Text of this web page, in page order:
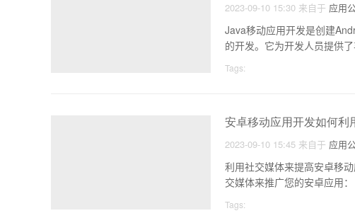
2023-09-10 15:30 来自于 应用
Java移动应用开发是创建
的开发。它为开发人员提供
Tags:
安卓移动应用开发如何利
2023-09-10 15:45 来自于 应用
利用社交媒体来提高安卓移
交媒体来推广您的安卓应用：
Tags: